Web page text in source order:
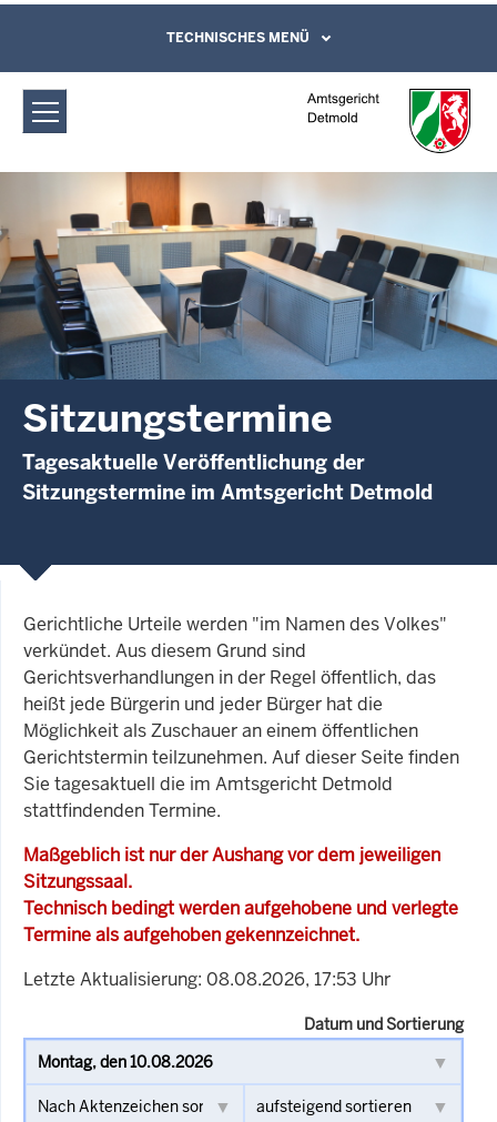
Amtsgericht Detmold: Sitzungstermine
Direkt zum Inhalt
Leichte Sprache, Gebärdensprachenvideo
und Kontaktformular
TECHNISCHES MENÜ
Sitzungstermine
Tagesaktuelle Veröffentlichung der
Sitzungstermine im Amtsgericht Detmold
Gerichtliche Urteile werden "im Namen des Volkes"
verkündet. Aus diesem Grund sind
Gerichtsverhandlungen in der Regel öffentlich, das
heißt jede Bürgerin und jeder Bürger hat die
Möglichkeit als Zuschauer an einem öffentlichen
Gerichtstermin teilzunehmen. Auf dieser Seite finden
Sie tagesaktuell die im Amtsgericht Detmold
stattfindenden Termine.
Maßgeblich ist nur der Aushang vor dem jeweiligen
Sitzungssaal.
Technisch bedingt werden aufgehobene und verlegte
Termine als aufgehoben gekennzeichnet.
Letzte Aktualisierung: 08.08.2026, 17:53 Uhr
Datum und Sortierung